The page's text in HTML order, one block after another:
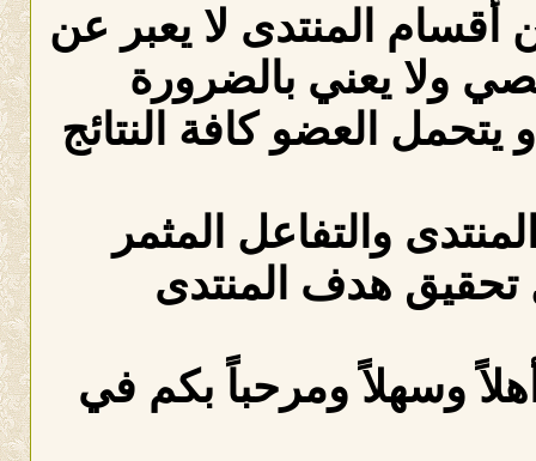
المنتدى لا يعبر عن
ولا يعني بالضرورة
العضو كافة النتائج
والتفاعل المثمر
هدف المنتدى
وسهلاً ومرحباً بكم في